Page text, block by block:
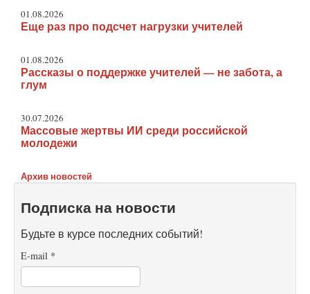
01.08.2026
Еще раз про подсчет нагрузки учителей
01.08.2026
Рассказы о поддержке учителей — не забота, а
глум
30.07.2026
Массовые жертвы ИИ среди российской
молодежи
Архив новостей
Подписка на новости
Будьте в курсе последних событий!
E-mail *